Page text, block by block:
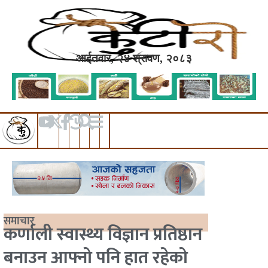
आईतवार, २४ श्रावण, २०८३
समाचार
कर्णाली स्वास्थ्य विज्ञान प्रतिष्ठान
बनाउन आफ्नो पनि हात रहेको